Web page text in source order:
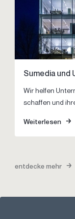
Sumedia und
Wir helfen
schaffen und
Weiterlesen
entdecke mehr